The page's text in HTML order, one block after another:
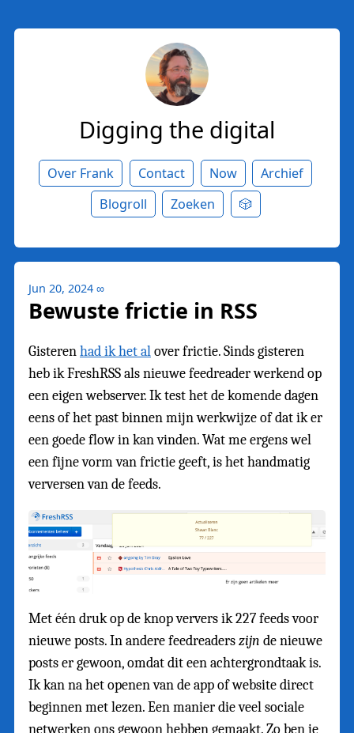
Digging the digital
Over Frank Contact Now
Archief
Blogroll
Zoeken 🎲
Jun 20, 2024 ∞
Bewuste frictie in RSS
Gisterenhad ik het alover frictie. Sinds gisteren
heb ik FreshRSS als nieuwe feedreader werkend op
een eigen webserver. Ik test het de komende dagen
eens of het past binnen mijn werkwijze of dat ik er
een goede flow in kan vinden. Wat me ergens wel
een fijne vorm van frictie geeft, is het handmatig
verversen van de feeds.
Met één druk op de knop ververs ik 227 feeds voor
nieuwe posts. In andere feedreaderszijn de nieuwe
posts er gewoon, omdat dit een achtergrondtaak is.
Ik kan na het openen van de app of website direct
beginnen met lezen. Een manier die veel sociale
netwerken ons gewoon hebben gemaakt. Zo ben je